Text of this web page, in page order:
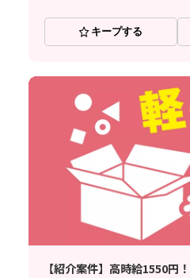
キープする
【紹介案件】高時給1550円